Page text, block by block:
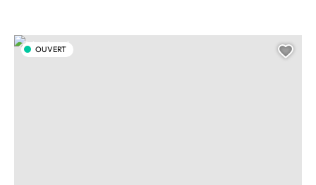
Magland, © CAMT
OUVERT